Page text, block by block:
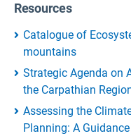
Resources
Catalogue of
mountains
Strategic Agenda on
the Carpathian
Assessing the
Planning: A